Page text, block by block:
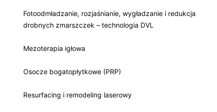
Fotoodmładzanie, rozjaśnianie, wygładzanie i redukcja
drobnych zmarszczek – technologia DVL
Mezoterapia igłowa
Osocze bogatopłytkowe (PRP)
Resurfacing i remodeling laserowy